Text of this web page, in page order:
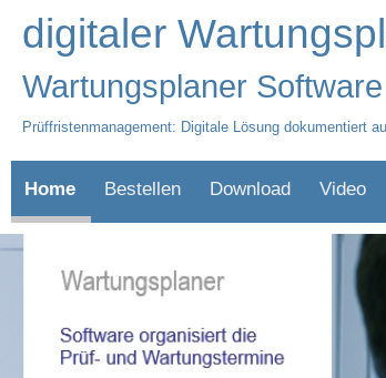
digitaler
Wartungsplaner
Prüffristenmanagement: Digitale Lösung dokumentiert
Home Bestellen Download Video